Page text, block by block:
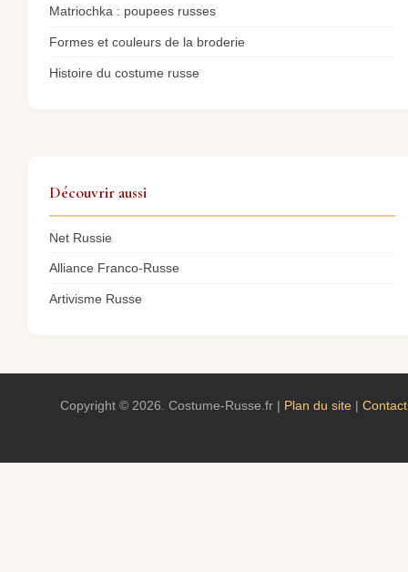
Matriochka : poupees russes
Formes et couleurs de la broderie
Histoire du costume russe
Découvrir aussi
Net Russie
Alliance Franco-Russe
Artivisme Russe
Copyright © 2026. Costume-Russe.fr | Plan du site| Contact